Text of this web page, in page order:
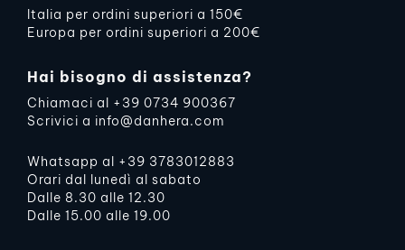
Italia per ordini superiori a 150€
Europa per ordini superiori a 200€
Hai bisogno di assistenza?
Chiamaci al +39 0734 900367
Scrivici a info@danhera.com
Whatsapp al +39 3783012883
Orari dal lunedì al sabato
Dalle 8.30 alle 12.30
Dalle 15.00 alle 19.00